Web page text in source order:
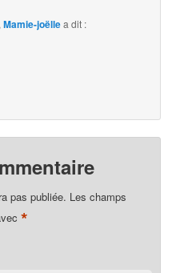
,Mamie-joëllea dit :
pas publiée. Les champs
*